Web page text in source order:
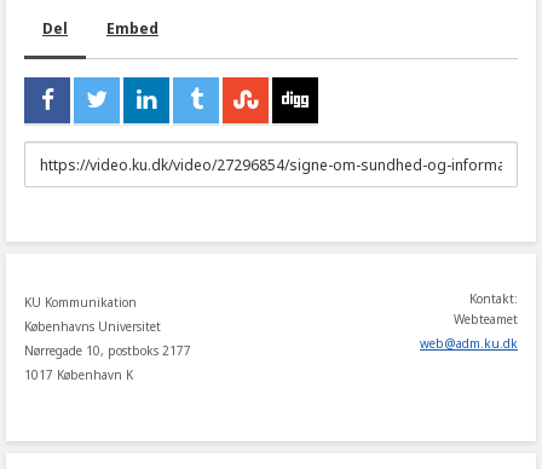
Del Embed
URL
to
KU Kommunikation
Københavns Universitet
Nørregade 10, postboks 2177
1017 København K
Kontakt:
Webteamet
web@adm.ku.dk